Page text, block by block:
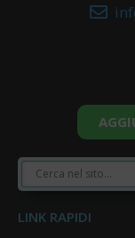
LINK RAPIDI